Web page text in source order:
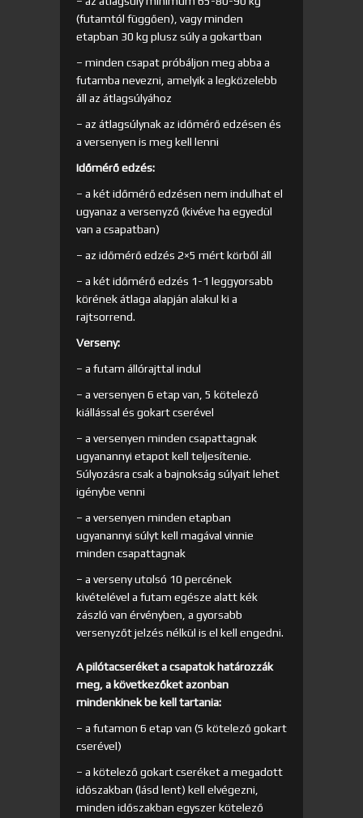
(futamtól függően), vagy minden
etapban 30 kg plusz súly a gokartban
– minden csapat próbáljon meg abba a
futamba nevezni, amelyik a legközelebb
áll az átlagsúlyához
– az átlagsúlynak az időmérő edzésen és
a versenyen is meg kell lenni
Időmérő edzés:
– a két időmérő edzésen nem indulhat el
ugyanaz a versenyző (kivéve ha egyedül
van a csapatban)
– az időmérő edzés 2×5 mért körből áll
– a két időmérő edzés 1-1 leggyorsabb
körének átlaga alapján alakul ki a
rajtsorrend.
Verseny:
– a futam állórajttal indul
– a versenyen 6 etap van, 5 kötelező
kiállással és gokart cserével
– a versenyen minden csapattagnak
ugyanannyi etapot kell teljesítenie.
Súlyozásra csak a bajnokság súlyait lehet
igénybe venni
– a versenyen minden etapban
ugyanannyi súlyt kell magával vinnie
minden csapattagnak
– a verseny utolsó 10 percének
kivételével a futam egésze alatt kék
zászló van érvényben, a gyorsabb
versenyzőt jelzés nélkül is el kell engedni.
A pilótacseréket a csapatok határozzák
meg, a következőket azonban
mindenkinek be kell tartania:
– a futamon 6 etap van (5 kötelező gokart
cserével)
– a kötelező gokart cseréket a megadott
időszakban (lásd lent) kell elvégezni,
minden időszakban egyszer kötelező